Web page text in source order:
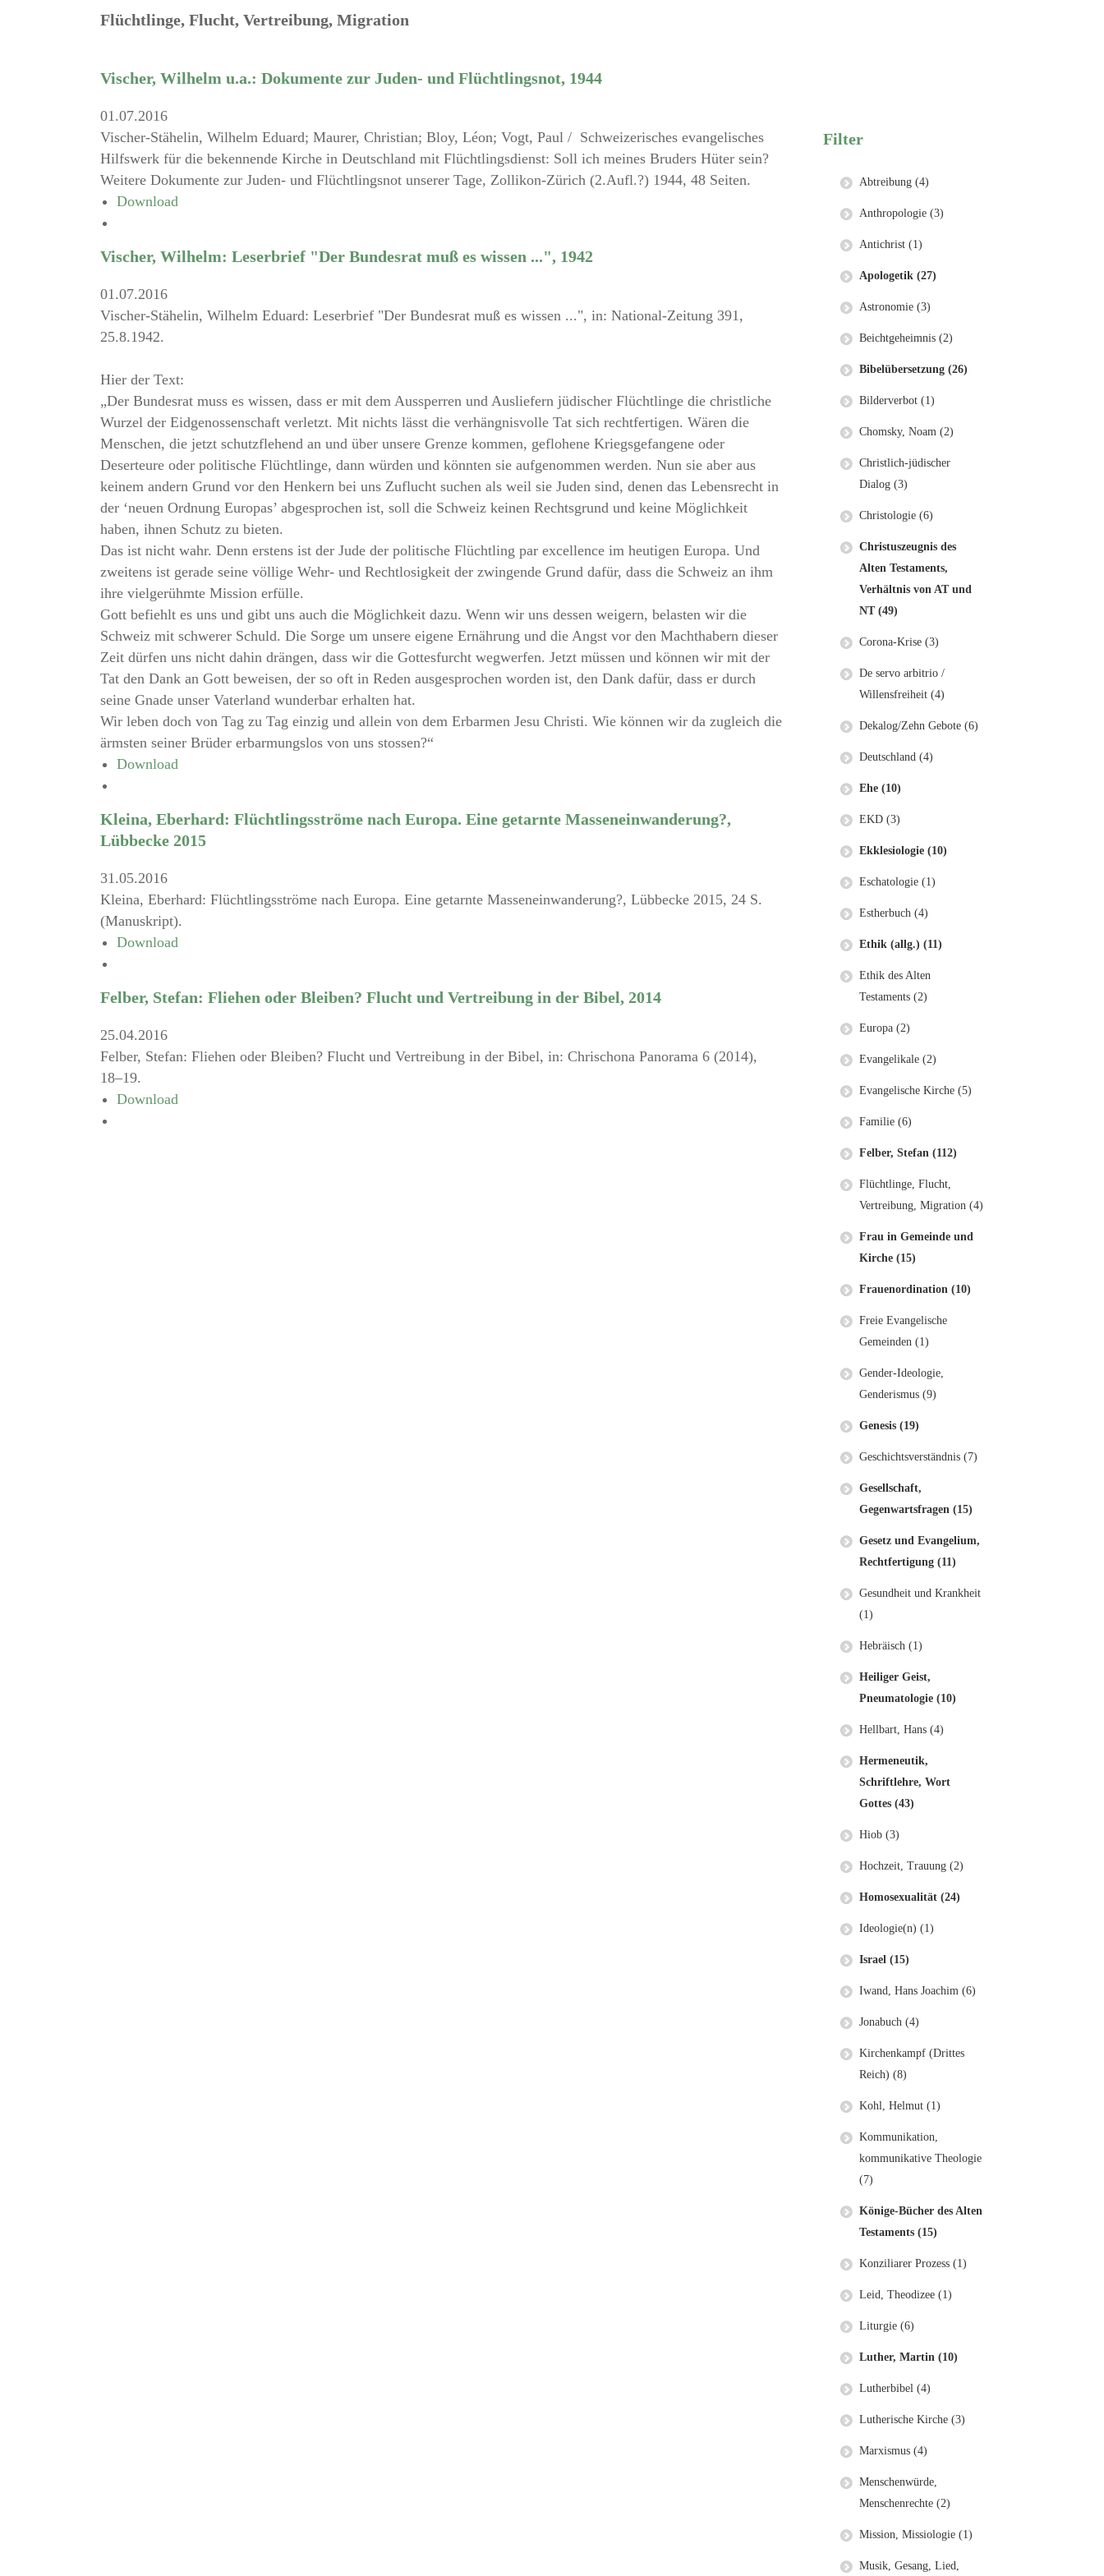
Flüchtlinge, Flucht, Vertreibung, Migration
Vischer, Wilhelm u.a.: Dokumente zur Juden- und Flüchtlingsnot, 1944
01.07.2016
Vischer-Stähelin, Wilhelm Eduard; Maurer, Christian; Bloy, Léon; Vogt, Paul / Schweizerisches evangelisches
Hilfswerk für die bekennende Kirche in Deutschland mit Flüchtlingsdienst: Soll ich meines Bruders Hüter sein?
Weitere Dokumente zur Juden- und Flüchtlingsnot unserer Tage, Zollikon-Zürich (2.Aufl.?) 1944, 48 Seiten.
Download
Vischer, Wilhelm: Leserbrief "Der Bundesrat muß es wissen ...", 1942
01.07.2016
Vischer-Stähelin, Wilhelm Eduard: Leserbrief "Der Bundesrat muß es wissen ...", in: National-Zeitung 391,
25.8.1942.
Hier der Text:
„Der Bundesrat muss es wissen, dass er mit dem Aussperren und Ausliefern jüdischer Flüchtlinge die christliche
Wurzel der Eidgenossenschaft verletzt. Mit nichts lässt die verhängnisvolle Tat sich rechtfertigen. Wären die
Menschen, die jetzt schutzflehend an und über unsere Grenze kommen, geflohene Kriegsgefangene oder
Deserteure oder politische Flüchtlinge, dann würden und könnten sie aufgenommen werden. Nun sie aber aus
keinem andern Grund vor den Henkern bei uns Zuflucht suchen als weil sie Juden sind, denen das Lebensrecht in
der ‘neuen Ordnung Europas’ abgesprochen ist, soll die Schweiz keinen Rechtsgrund und keine Möglichkeit
haben, ihnen Schutz zu bieten.
Das ist nicht wahr. Denn erstens ist der Jude der politische Flüchtling par excellence im heutigen Europa. Und
zweitens ist gerade seine völlige Wehr- und Rechtlosigkeit der zwingende Grund dafür, dass die Schweiz an ihm
ihre vielgerühmte Mission erfülle.
Gott befiehlt es uns und gibt uns auch die Möglichkeit dazu. Wenn wir uns dessen weigern, belasten wir die
Schweiz mit schwerer Schuld. Die Sorge um unsere eigene Ernährung und die Angst vor den Machthabern dieser
Zeit dürfen uns nicht dahin drängen, dass wir die Gottesfurcht wegwerfen. Jetzt müssen und können wir mit der
Tat den Dank an Gott beweisen, der so oft in Reden ausgesprochen worden ist, den Dank dafür, dass er durch
seine Gnade unser Vaterland wunderbar erhalten hat.
Wir leben doch von Tag zu Tag einzig und allein von dem Erbarmen Jesu Christi. Wie können wir da zugleich die
ärmsten seiner Brüder erbarmungslos von uns stossen?“
Download
Kleina, Eberhard: Flüchtlingsströme nach Europa. Eine getarnte Masseneinwanderung?,
Lübbecke 2015
31.05.2016
Kleina, Eberhard: Flüchtlingsströme nach Europa. Eine getarnte Masseneinwanderung?, Lübbecke 2015, 24 S.
(Manuskript).
Download
Felber, Stefan: Fliehen oder Bleiben? Flucht und Vertreibung in der Bibel, 2014
25.04.2016
Felber, Stefan: Fliehen oder Bleiben? Flucht und Vertreibung in der Bibel, in: Chrischona Panorama 6 (2014),
18–19.
Download
Filter
Abtreibung (4)
Anthropologie (3)
Antichrist (1)
Apologetik (27)
Astronomie (3)
Beichtgeheimnis (2)
Bibelübersetzung (26)
Bilderverbot (1)
Chomsky, Noam (2)
Christlich-jüdischer
Dialog (3)
Christologie (6)
Christuszeugnis des
Alten Testaments,
Verhältnis von AT und
NT (49)
Corona-Krise (3)
De servo arbitrio /
Willensfreiheit (4)
Dekalog/Zehn Gebote (6)
Deutschland (4)
Ehe (10)
EKD (3)
Ekklesiologie (10)
Eschatologie (1)
Estherbuch (4)
Ethik (allg.) (11)
Ethik des Alten
Testaments (2)
Europa (2)
Evangelikale (2)
Evangelische Kirche (5)
Familie (6)
Felber, Stefan (112)
Flüchtlinge, Flucht,
Vertreibung, Migration (4)
Frau in Gemeinde und
Kirche (15)
Frauenordination (10)
Freie Evangelische
Gemeinden (1)
Gender-Ideologie,
Genderismus (9)
Genesis (19)
Geschichtsverständnis (7)
Gesellschaft,
Gegenwartsfragen (15)
Gesetz und Evangelium,
Rechtfertigung (11)
Gesundheit und Krankheit
(1)
Hebräisch (1)
Heiliger Geist,
Pneumatologie (10)
Hellbart, Hans (4)
Hermeneutik,
Schriftlehre, Wort
Gottes (43)
Hiob (3)
Hochzeit, Trauung (2)
Homosexualität (24)
Ideologie(n) (1)
Israel (15)
Iwand, Hans Joachim (6)
Jonabuch (4)
Kirchenkampf (Drittes
Reich) (8)
Kohl, Helmut (1)
Kommunikation,
kommunikative Theologie
(7)
Könige-Bücher des Alten
Testaments (15)
Konziliarer Prozess (1)
Leid, Theodizee (1)
Liturgie (6)
Luther, Martin (10)
Lutherbibel (4)
Lutherische Kirche (3)
Marxismus (4)
Menschenwürde,
Menschenrechte (2)
Mission, Missiologie (1)
Musik, Gesang, Lied,